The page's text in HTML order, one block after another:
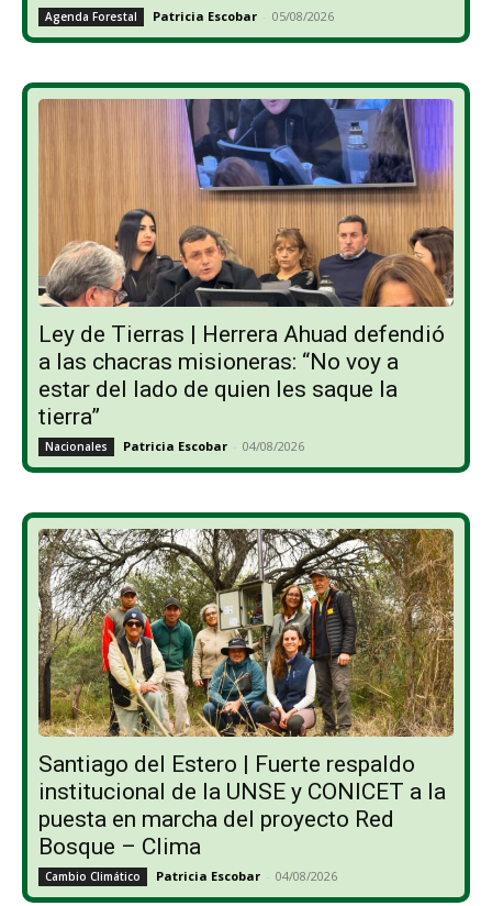
Agenda Forestal Patricia Escobar - 05/08/2026
Ley de Tierras | Herrera Ahuad defendió
a las chacras misioneras: “No voy a
estar del lado de quien les saque la
tierra”
Nacionales Patricia Escobar - 04/08/2026
Santiago del Estero | Fuerte respaldo
institucional de la UNSE y CONICET a la
puesta en marcha del proyecto Red
Bosque – Clima
Cambio Climático Patricia Escobar - 04/08/2026